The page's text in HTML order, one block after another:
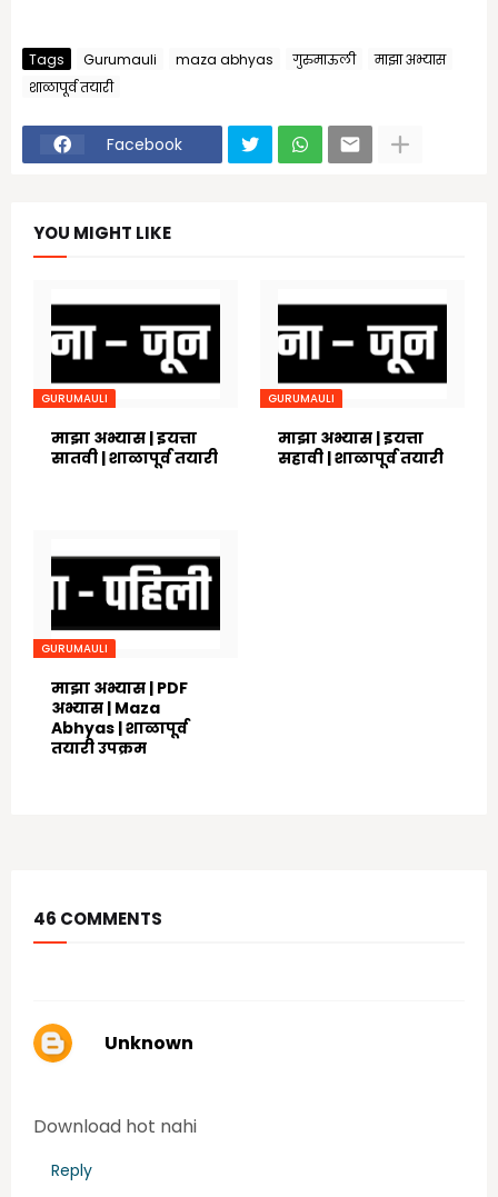
Tags Gurumauli maza abhyas गुरुमाऊली
माझा अभ्यास
शाळापूर्व तयारी
Facebook
YOU MIGHT LIKE
GURUMAULI
माझा अभ्यास | इयत्ता
सातवी | शाळापूर्व तयारी
GURUMAULI
माझा अभ्यास | इयत्ता
सहावी | शाळापूर्व तयारी
GURUMAULI
माझा अभ्यास | PDF
अभ्यास | Maza
Abhyas | शाळापूर्व
तयारी उपक्रम
46 COMMENTS
Unknown
Download hot nahi
Reply